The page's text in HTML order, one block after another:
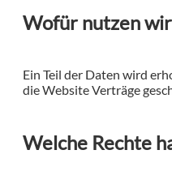
Wofür nutzen
Ein Teil der Daten wird
die Website Verträge
Welche Rechte